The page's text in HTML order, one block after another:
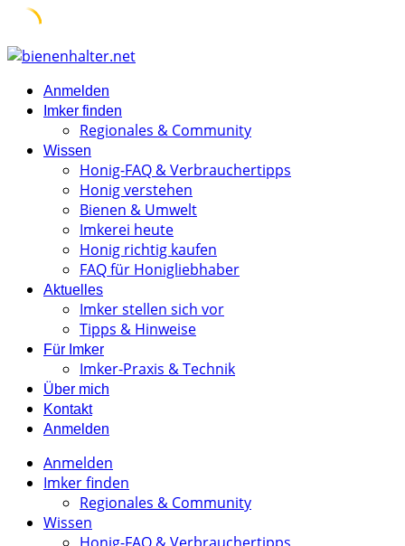
Skip
contentAnmelden
Imker finden
Regionales & Community
Wissen
Honig-FAQ & Verbrauchertipps
Honig verstehen
Bienen & Umwelt
Imkerei heute
Honig richtig kaufen
FAQ für Honigliebhaber
Aktuelles
Imker stellen sich vor
Tipps & Hinweise
Für Imker
Imker-Praxis & Technik
Über mich
Kontakt
Anmelden
Anmelden
Imker finden
Regionales & Community
Wissen